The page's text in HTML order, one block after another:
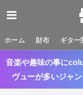
ホーム 財布 ギター
音楽や趣味の事に
ヴューが多いジャ